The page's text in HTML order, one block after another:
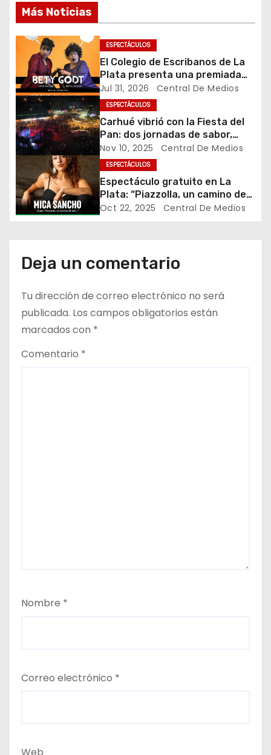
c
i
n
d
e
e
n
t
a
a
s
Más Noticias
ESPECTÁCULOS
El Colegio de Escribanos de La
Plata presenta una premiada
comedia con entrada gratuita y
fin solidario
Jul 31, 2026 Central De Medios
ESPECTÁCULOS
Carhué vibrió con la Fiesta del
Pan: dos jornadas de sabor,
tradición y comunidad
Nov 10, 2025 Central De Medios
ESPECTÁCULOS
Espectáculo gratuito en La
Plata: “Piazzolla, un camino de
ida”, por Mica Sancho
Oct 22, 2025 Central De Medios
Deja un comentario
Tu dirección de correo electrónico no será
publicada. Los campos obligatorios están
marcados con *
Comentario *
Nombre *
Correo electrónico *
Web